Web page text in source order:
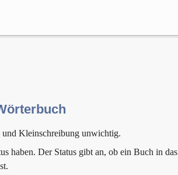
Kleinschreibung unwichtig.
haben. Der Status gibt an, ob ein Buch in das